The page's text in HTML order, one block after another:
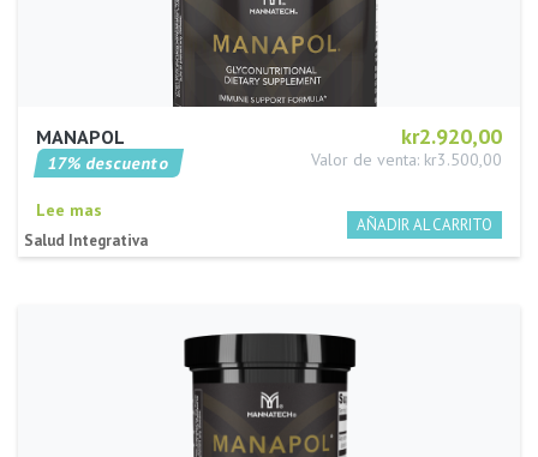
kr2.920,00
MANAPOL
Valor de venta: kr3.500,00
17% descuento
Lee mas
Salud Integrativa